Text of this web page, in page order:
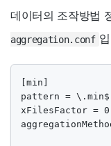
데이터의 조작방법
aggregation.conf
[min]
pattern = \.min$
xFilesFactor =